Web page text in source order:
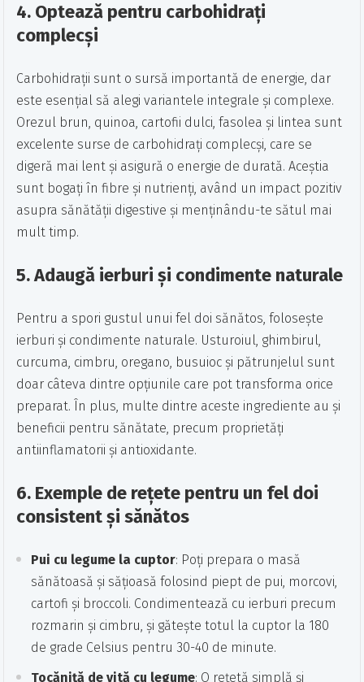
4. Optează pentru carbohidrați
complecși
Carbohidrații sunt o sursă importantă de energie, dar
este esențial să alegi variantele integrale și complexe.
Orezul brun, quinoa, cartofii dulci, fasolea și lintea sunt
excelente surse de carbohidrați complecși, care se
digeră mai lent și asigură o energie de durată. Aceștia
sunt bogați în fibre și nutrienți, având un impact pozitiv
asupra sănătății digestive și menținându-te sătul mai
mult timp.
5.Adaugă ierburi și condimente naturale
Pentru a spori gustul unui fel doi sănătos, folosește
ierburi și condimente naturale. Usturoiul, ghimbirul,
curcuma, cimbru, oregano, busuioc și pătrunjelul sunt
doar câteva dintre opțiunile care pot transforma orice
preparat. În plus, multe dintre aceste ingrediente au și
beneficii pentru sănătate, precum proprietăți
antiinflamatorii și antioxidante.
6. Exemple de rețete pentru un fel doi
consistent și sănătos
Pui cu legume la cuptor: Poți prepara o masă
sănătoasă și sățioasă folosind piept de pui, morcovi,
cartofi și broccoli. Condimentează cu ierburi precum
rozmarin și cimbru, și gătește totul la cuptor la 180
de grade Celsius pentru 30-40 de minute.
Tocăniță de vită cu legume: O rețetă simplă și